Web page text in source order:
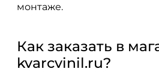
монтаже.
Как заказать в
kvarcvinil.ru?